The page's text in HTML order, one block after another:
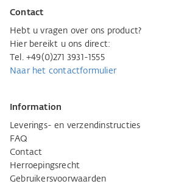
Contact
Hebt u vragen over ons product?
Hier bereikt u ons direct:
Tel. +49(0)271 3931-1555
Naar het contactformulier
Information
Leverings- en verzendinstructies
FAQ
Contact
Herroepingsrecht
Gebruikersvoorwaarden